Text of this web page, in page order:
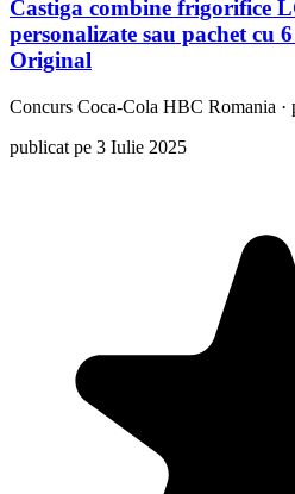
Castiga combine frigorifice
personalizate sau pachet cu
Original
Concurs Coca-Cola HBC Romania ·
publicat pe 3 Iulie 2025